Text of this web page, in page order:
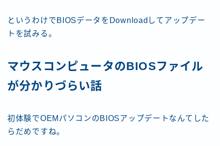
というわけでBIOSデータをDownloadしてアップデー
トを試みる。
マウスコンピュータのBIOSファイル
が分かりづらい話
初体験でOEMパソコンのBIOSアップデートなんてした
らだめですね。